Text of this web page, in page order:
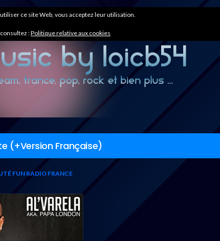
(+Version Française)
FUN RADIO FRANCE
ce site Web, vous acceptez leur utilisation.
:Politique relative aux cookies